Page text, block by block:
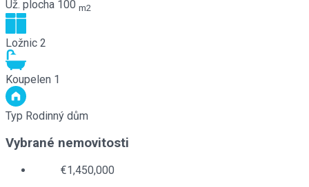
Už. plocha 100 m2
Ložnic 2
Koupelen 1
Typ Rodinný dům
Vybrané nemovitosti
€1,450,000